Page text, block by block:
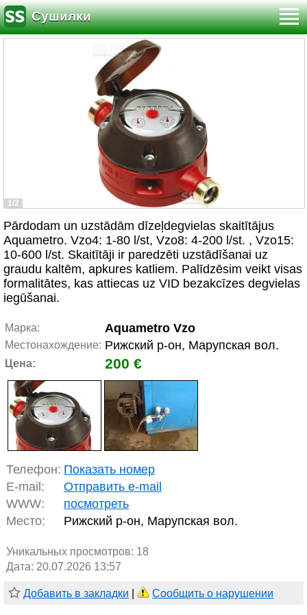
Сушилки
1/2
Pārdodam un uzstādām dīzeļdegvielas skaitītājus
Aquametro. Vzo4: 1-80 l/st, Vzo8: 4-200 l/st. , Vzo15:
10-600 l/st. Skaitītāji ir paredzēti uzstādīšanai uz
graudu kaltēm, apkures katliem. Palīdzēsim veikt visas
formalitātes, kas attiecas uz VID bezakcīzes degvielas
iegūšanai.
Марка: Aquametro Vzo
Местонахождение: Рижский р-он, Марупская вол.
Цена: 200 €
Телефон: Показать номер
E-mail:
Отправить e-mail
WWW:
посмотреть
Место:
Рижский р-он, Марупская вол.
Уникальных просмотров: 18
Дата: 20.07.2026 13:57
Добавить в закладки Сообщить о нарушении